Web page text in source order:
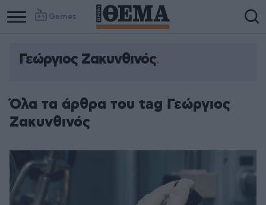
Games
Γεώργιος Ζακυνθινός
Όλα τα άρθρα του tag Γεώργιος
Ζακυνθινός